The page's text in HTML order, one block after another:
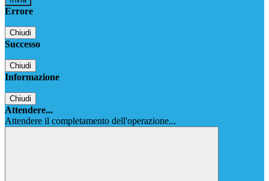
Errore
Chiudi
Successo
Chiudi
Informazione
Chiudi
Attendere...
Attendere il completamento dell'operazione...